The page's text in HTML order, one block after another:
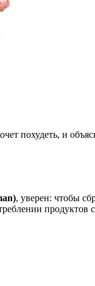
похудеть, и
, уверен: чтобы
продуктов